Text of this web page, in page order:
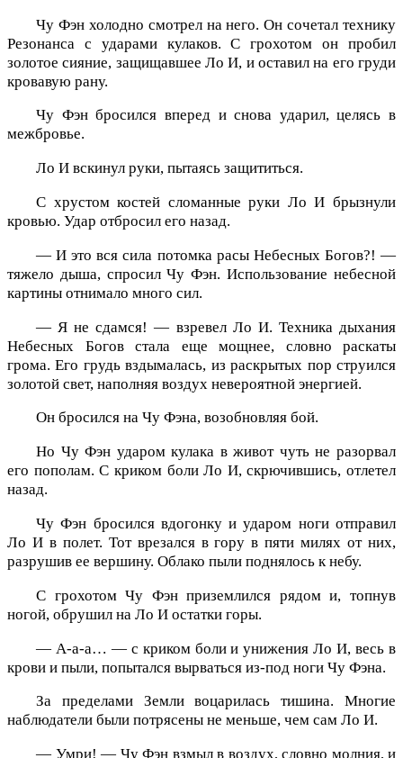
Чу Фэн холодно смотрел на него. Он сочетал технику
Резонанса с ударами кулаков. С грохотом он пробил
золотое сияние, защищавшее Ло И, и оставил на его груди
кровавую рану.
Чу Фэн бросился вперед и снова ударил, целясь в
межбровье.
Ло И вскинул руки, пытаясь защититься.
С хрустом костей сломанные руки Ло И брызнули
кровью. Удар отбросил его назад.
— И это вся сила потомка расы Небесных Богов?! —
тяжело дыша, спросил Чу Фэн. Использование небесной
картины отнимало много сил.
— Я не сдамся! — взревел Ло И. Техника дыхания
Небесных Богов стала еще мощнее, словно раскаты
грома. Его грудь вздымалась, из раскрытых пор струился
золотой свет, наполняя воздух невероятной энергией.
Он бросился на Чу Фэна, возобновляя бой.
Но Чу Фэн ударом кулака в живот чуть не разорвал
его пополам. С криком боли Ло И, скрючившись, отлетел
назад.
Чу Фэн бросился вдогонку и ударом ноги отправил
Ло И в полет. Тот врезался в гору в пяти милях от них,
разрушив ее вершину. Облако пыли поднялось к небу.
С грохотом Чу Фэн приземлился рядом и, топнув
ногой, обрушил на Ло И остатки горы.
— А-а-а… — с криком боли и унижения Ло И, весь в
крови и пыли, попытался вырваться из-под ноги Чу Фэна.
За пределами Земли воцарилась тишина. Многие
наблюдатели были потрясены не меньше, чем сам Ло И.
— Умри! — Чу Фэн взмыл в воздух, словно молния, и